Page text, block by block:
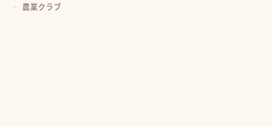
農業クラブ